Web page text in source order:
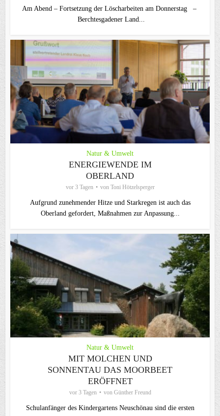
Am Abend – Fortsetzung der Löscharbeiten am Donnerstag –
Berchtesgadener Land...
Natur & Umwelt
ENERGIEWENDE IM
OBERLAND
vor 3 Tagen von Toni Hötzelsperger
Aufgrund zunehmender Hitze und Starkregen ist auch das
Oberland gefordert, Maßnahmen zur Anpassung...
Natur & Umwelt
MIT MOLCHEN UND
SONNENTAU DAS MOORBEET
ERÖFFNET
vor 3 Tagen von Günther Freund
Schulanfänger des Kindergartens Neuschönau sind die ersten